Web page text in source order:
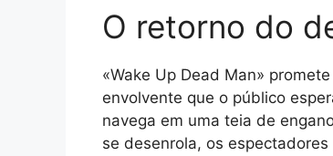
O retorno do
«Wake Up Dead Man»
envolvente que o público
navega em uma teia de
se desenrola, os